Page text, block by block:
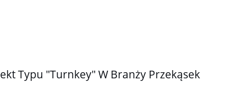
Typu "turnkey" W Branży Przekąsek